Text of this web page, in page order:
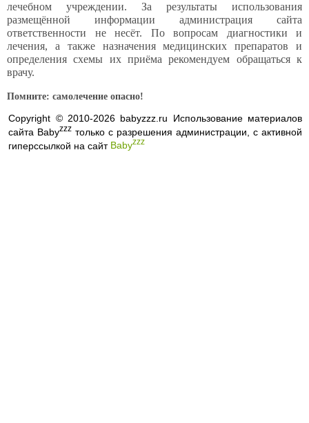
лечебном учреждении. За результаты использования
размещённой информации администрация сайта
ответственности не несёт. По вопросам диагностики и
лечения, а также назначения медицинских препаратов и
определения схемы их приёма рекомендуем обращаться к
врачу.
Помните: самолечение опасно!
Copyright © 2010-2026 babyzzz.ru Использование материалов
сайта Babyzzz только с разрешения администрации, с активной
гиперссылкой на сайт Babyzzz